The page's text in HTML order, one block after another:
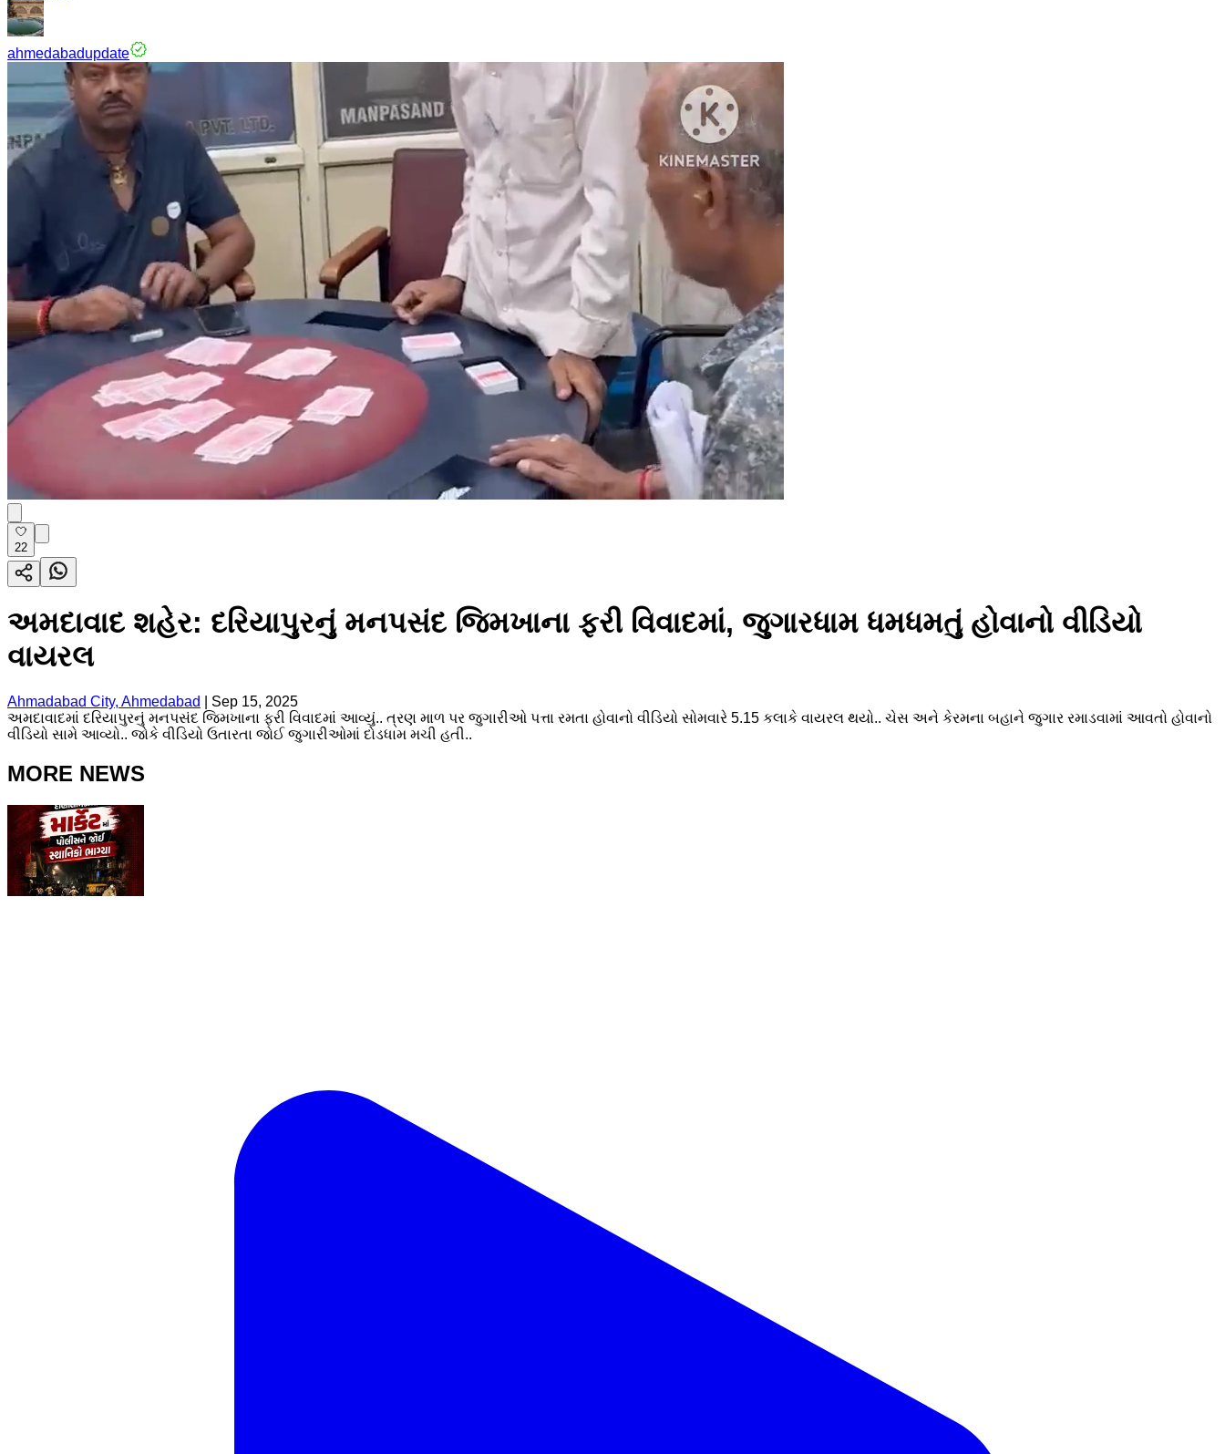
ahmedabadupdate
22
અમદાવાદ શહેર: દરિયાપુરનું મનપસંદ જિમખાના ફરી વિવાદમાં, જુગારધામ ધમધમતું હોવાનો વીડિયો
વાયરલ
Ahmadabad City, Ahmedabad
Sep 15, 2025
અમદાવાદમાં દરિયાપુરનું મનપસંદ જિમખાના ફરી વિવાદમાં આવ્યું.. ત્રણ માળ પર જુગારીઓ પત્તા રમતા હોવાનો વીડિયો સોમવારે 5.15 કલાકે વાયરલ થયો.. ચેસ અને કેરમના બહાને જુગાર રમાડવામાં આવતો હોવાનો
વીડિયો સામે આવ્યો.. જોકે વીડિયો ઉતારતા જોઈ જુગારીઓમાં દોડધામ મચી હતી..
MORE NEWS